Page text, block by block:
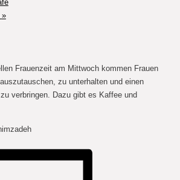
»
Frauenzeit am Mittwoch kommen Frauen
zu unterhalten und einen
verbringen. Dazu gibt es Kaffee und